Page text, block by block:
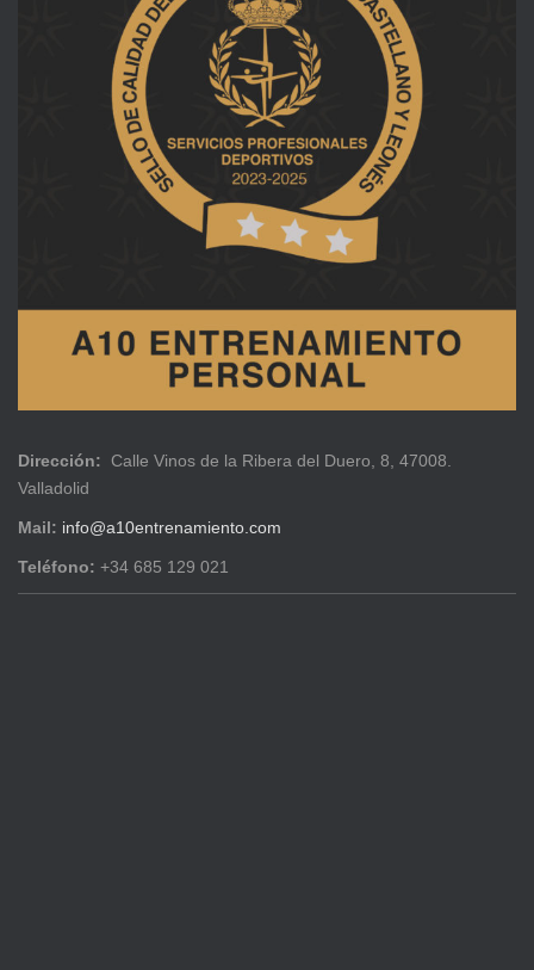
Dirección: Calle Vinos de la Ribera del Duero, 8, 47008.
Valladolid
Mail: info@a10entrenamiento.com
Teléfono: +34 685 129 021